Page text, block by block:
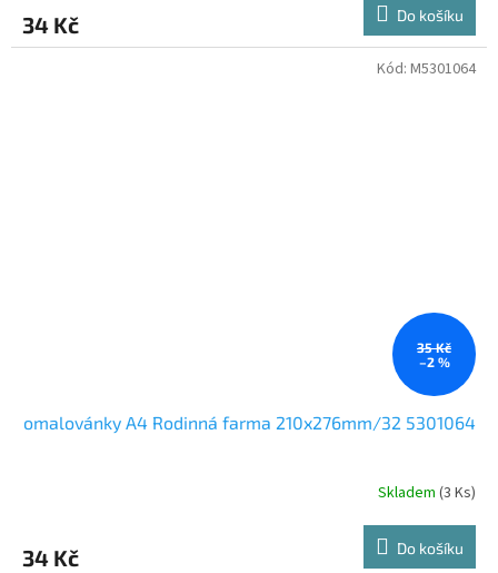
34 Kč Do košíku
35 Kč
–2 %
omalovánky A4 Rodinná farma 210x276mm/32 5301064
Skladem (3 Ks)
34 Kč Do košíku
Kód: M5301064